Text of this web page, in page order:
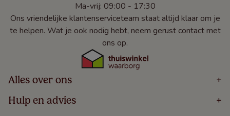
Ma-vrij: 09:00 - 17:30
Ons vriendelijke klantenserviceteam staat altijd klaar om je
te helpen. Wat je ook nodig hebt, neem gerust contact met
ons op.
Alles over ons +
Home
Over
Hulp en advies +